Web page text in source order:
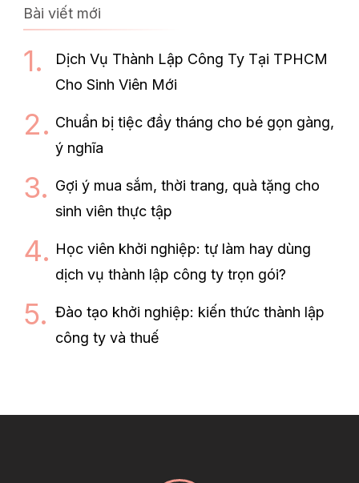
Bài viết mới
Dịch Vụ Thành Lập Công Ty Tại TPHCM
Cho Sinh Viên Mới
Chuẩn bị tiệc đầy tháng cho bé gọn gàng,
ý nghĩa
Gợi ý mua sắm, thời trang, quà tặng cho
sinh viên thực tập
Học viên khởi nghiệp: tự làm hay dùng
dịch vụ thành lập công ty trọn gói?
Đào tạo khởi nghiệp: kiến thức thành lập
công ty và thuế